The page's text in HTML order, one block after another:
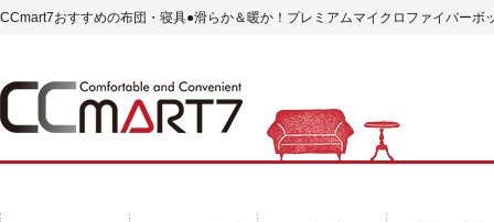
CCmart7おすすめの布団・寝具●滑らか＆暖か！プレミアムマイクロファイバーボ